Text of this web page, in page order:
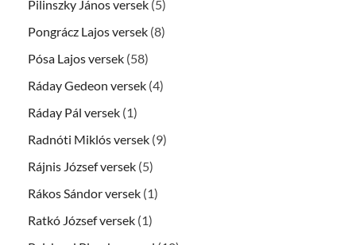
Pilinszky János versek (5)
Pongrácz Lajos versek (8)
Pósa Lajos versek (58)
Ráday Gedeon versek (4)
Ráday Pál versek (1)
Radnóti Miklós versek (9)
Rájnis József versek (5)
Rákos Sándor versek (1)
Ratkó József versek (1)